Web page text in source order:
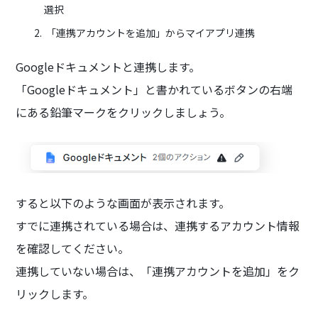
選択
「連携アカウントを追加」からマイアプリ連携
Googleドキュメントと連携します。
「Googleドキュメント」と書かれているボタンの右端
にある鉛筆マークをクリックしましょう。
すると以下のような画面が表示されます。
すでに連携されている場合は、連携するアカウント情報
を確認してください。
連携していない場合は、「連携アカウントを追加」をク
リックします。